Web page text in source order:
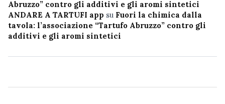
Abruzzo” contro gli additivi e gli aromi sintetici
ANDARE A TARTUFI app su Fuori la chimica dalla
tavola: l’associazione “Tartufo Abruzzo” contro gli
additivi e gli aromi sintetici